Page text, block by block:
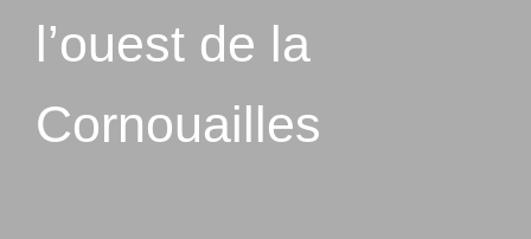
l’ouest de la
Cornouailles